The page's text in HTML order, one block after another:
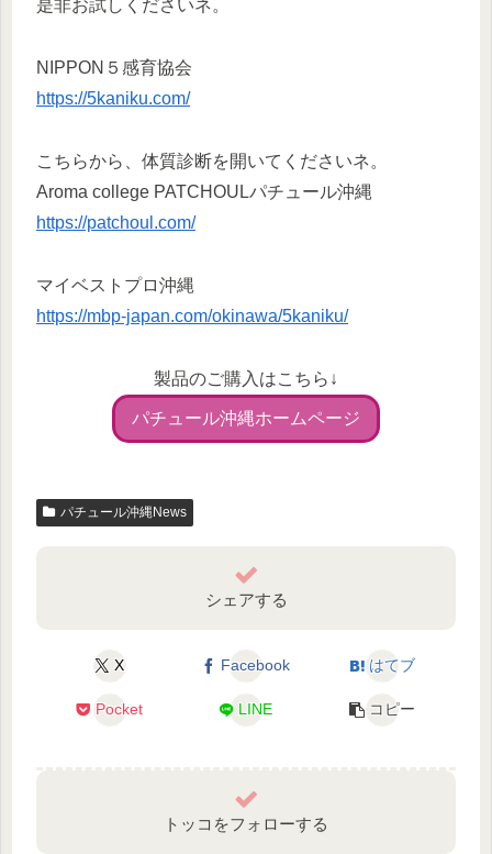
是非お試しくださいネ。
NIPPON５感育協会
https://5kaniku.com/
こちらから、体質診断を開いてくださいネ。
Aroma college PATCHOULパチュール沖縄
https://patchoul.com/
マイベストプロ沖縄
https://mbp-japan.com/okinawa/5kaniku/
製品のご購入はこちら↓
パチュール沖縄ホームページ
パチュール沖縄News
シェアする
X Facebook はてブ
Pocket LINE コピー
トッコをフォローする